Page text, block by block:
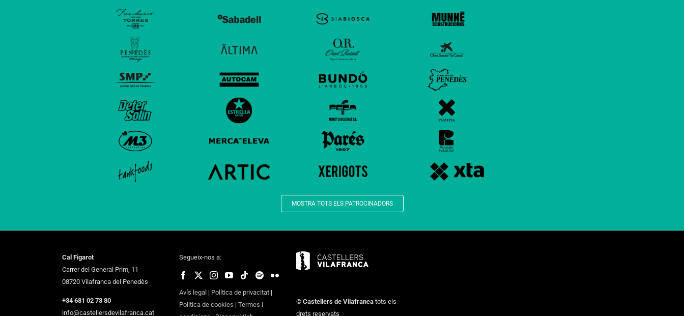
MOSTRA TOTS ELS PATROCINADORS
Cal Figarot
Carrer del General Prim, 11
08720 Vilafranca del Penedès
+34 681 02 73 80
info@castellersdevilafranca.cat
Segueix-nos a:
Avís legal | Política de privacitat |
Política de cookies | Termes i
© Castellers de Vilafranca tots els
drets reservats